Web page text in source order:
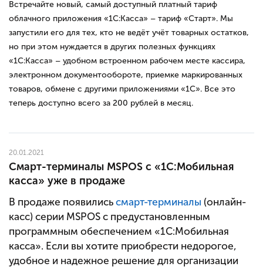
Встречайте новый, самый доступный платный тариф
облачного приложения «1С:Касса» – тариф «Старт». Мы
запустили его для тех, кто не ведёт учёт товарных остатков,
но при этом нуждается в других полезных функциях
«1С:Касса» – удобном встроенном рабочем месте кассира,
электронном документообороте, приемке маркированных
товаров, обмене с другими приложениями «1С». Все это
теперь доступно всего за 200 рублей в месяц.
20.01.2021
Смарт-терминалы MSPOS с «1С:Мобильная
касса» уже в продаже
В продаже появилисьсмарт-терминалы (онлайн-
касс) серии MSPOS с предустановленным
программным обеспечением «1С:Мобильная
касса». Если вы хотите приобрести недорогое,
удобное и надежное решение для организации